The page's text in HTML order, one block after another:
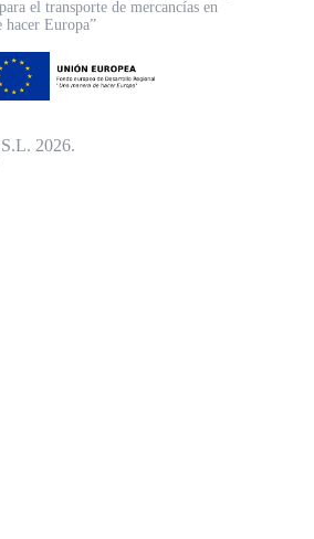
el transporte de mercancías en
hacer Europa”
2026.